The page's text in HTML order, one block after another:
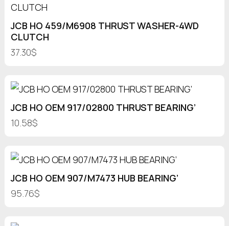
JCB HO 459/M6908 THRUST WASHER-4WD
CLUTCH
37.30$
JCB HO OEM 917/02800 THRUST BEARING’
10.58$
JCB HO OEM 907/M7473 HUB BEARING’
95.76$